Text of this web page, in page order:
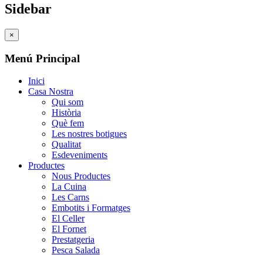
Sidebar
×
Menú Principal
Inici
Casa Nostra
Qui som
Història
Què fem
Les nostres botigues
Qualitat
Esdeveniments
Productes
Nous Productes
La Cuina
Les Carns
Embotits i Formatges
El Celler
El Fornet
Prestatgeria
Pesca Salada